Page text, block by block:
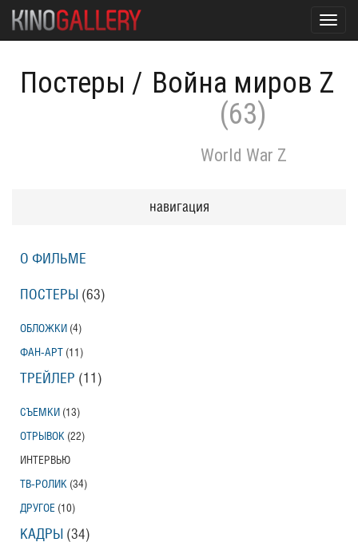
Постеры / Война миров Z
(63)
World War Z
навигация
О ФИЛЬМЕ
ПОСТЕРЫ (63)
ОБЛОЖКИ (4)
ФАН-АРТ (11)
ТРЕЙЛЕР (11)
СЪЕМКИ (13)
ОТРЫВОК (22)
ИНТЕРВЬЮ
ТВ-РОЛИК (34)
ДРУГОЕ (10)
КАДРЫ (34)